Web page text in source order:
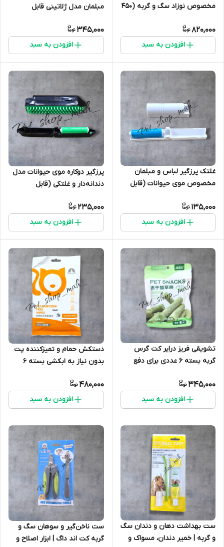
مخصوص نوزاد سگ و گربه (۴۵۰
820,000
افزودن به سبد
مبلمان مدل ژلاتینی قابل
345,000
افزودن به سبد
غلتک پرزگیر لباس و مبلمان
مخصوص موی حیوانات (قابل
135,000
افزودن به سبد
پرزگیر دوکاره موی حیوانات مدل
دندانه‌دار و غلتکی (قابل
235,000
افزودن به سبد
تشویقی فریز درایر کت گرس
گربه بسته 6 عددی برای دفع
345,000
افزودن به سبد
دستکش حمام و تمیزکننده پت
بدون نیاز به ابکشی بسته 6
480,000
افزودن به سبد
ست بهداشت دهان و دندان سگ
و گربه | خمیر دندان، مسواک و
ست ناخن‌گیر و سوهان سگ و
گربه کت اند داگ | ابزار اصلاح و